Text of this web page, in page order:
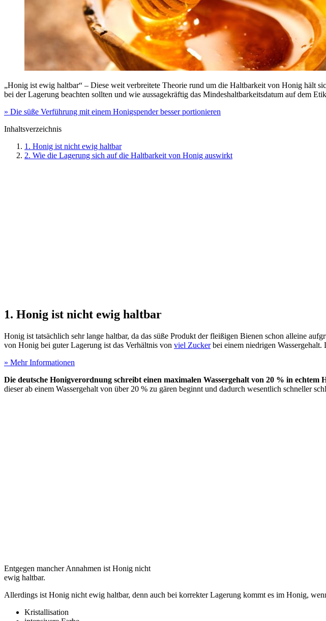
„Honig ist ewig haltbar“ – Diese weit verbreitete Theorie rund um die Haltbarkeit von Honig hält
bei der Lagerung beachten sollten und wie aussagekräftig das Mindeshaltbarkeitsdatum auf dem
» Die süße Verführung mit einem Honigspender besser portionieren
Inhaltsverzeichnis
1. Honig ist nicht ewig haltbar
2. Wie die Lagerung sich auf die Haltbarkeit von Honig auswirkt
1. Honig ist nicht ewig haltbar
Honig ist tatsächlich sehr lange haltbar, da das süße Produkt der fleißigen Bienen schon alleine
von Honig bei guter Lagerung ist das Verhältnis von viel Zuckerbei einem niedrigen Wassergehalt.
» Mehr Informationen
Die deutsche Honigverordnung schreibt einen maximalen Wassergehalt von 20 % in
dieser ab einem Wassergehalt von über 20 % zu gären beginnt und dadurch wesentlich schneller
Entgegen mancher Annahmen ist Honig nicht
ewig haltbar.
Allerdings ist Honig nicht ewig haltbar, denn auch bei korrekter Lagerung kommt es im Honig,
Kristallisation